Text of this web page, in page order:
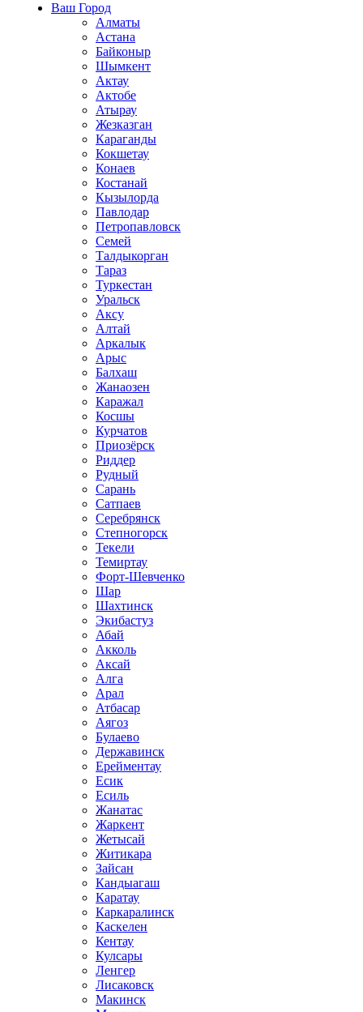
Ваш Город
Алматы
Астана
Байконыр
Шымкент
Актау
Актобе
Атырау
Жезказган
Караганды
Кокшетау
Конаев
Костанай
Кызылорда
Павлодар
Петропавловск
Семей
Талдыкорган
Тараз
Туркестан
Уральск
Аксу
Алтай
Аркалык
Арыс
Балхаш
Жанаозен
Каражал
Косшы
Курчатов
Приозёрск
Риддер
Рудный
Сарань
Сатпаев
Серебрянск
Степногорск
Текели
Темиртау
Форт-Шевченко
Шар
Шахтинск
Экибастуз
Абай
Акколь
Аксай
Алга
Арал
Атбасар
Аягоз
Булаево
Державинск
Ерейментау
Есик
Есиль
Жанатас
Жаркент
Жетысай
Житикара
Зайсан
Кандыагаш
Каратау
Каркаралинск
Каскелен
Кентау
Кулсары
Ленгер
Лисаковск
Макинск